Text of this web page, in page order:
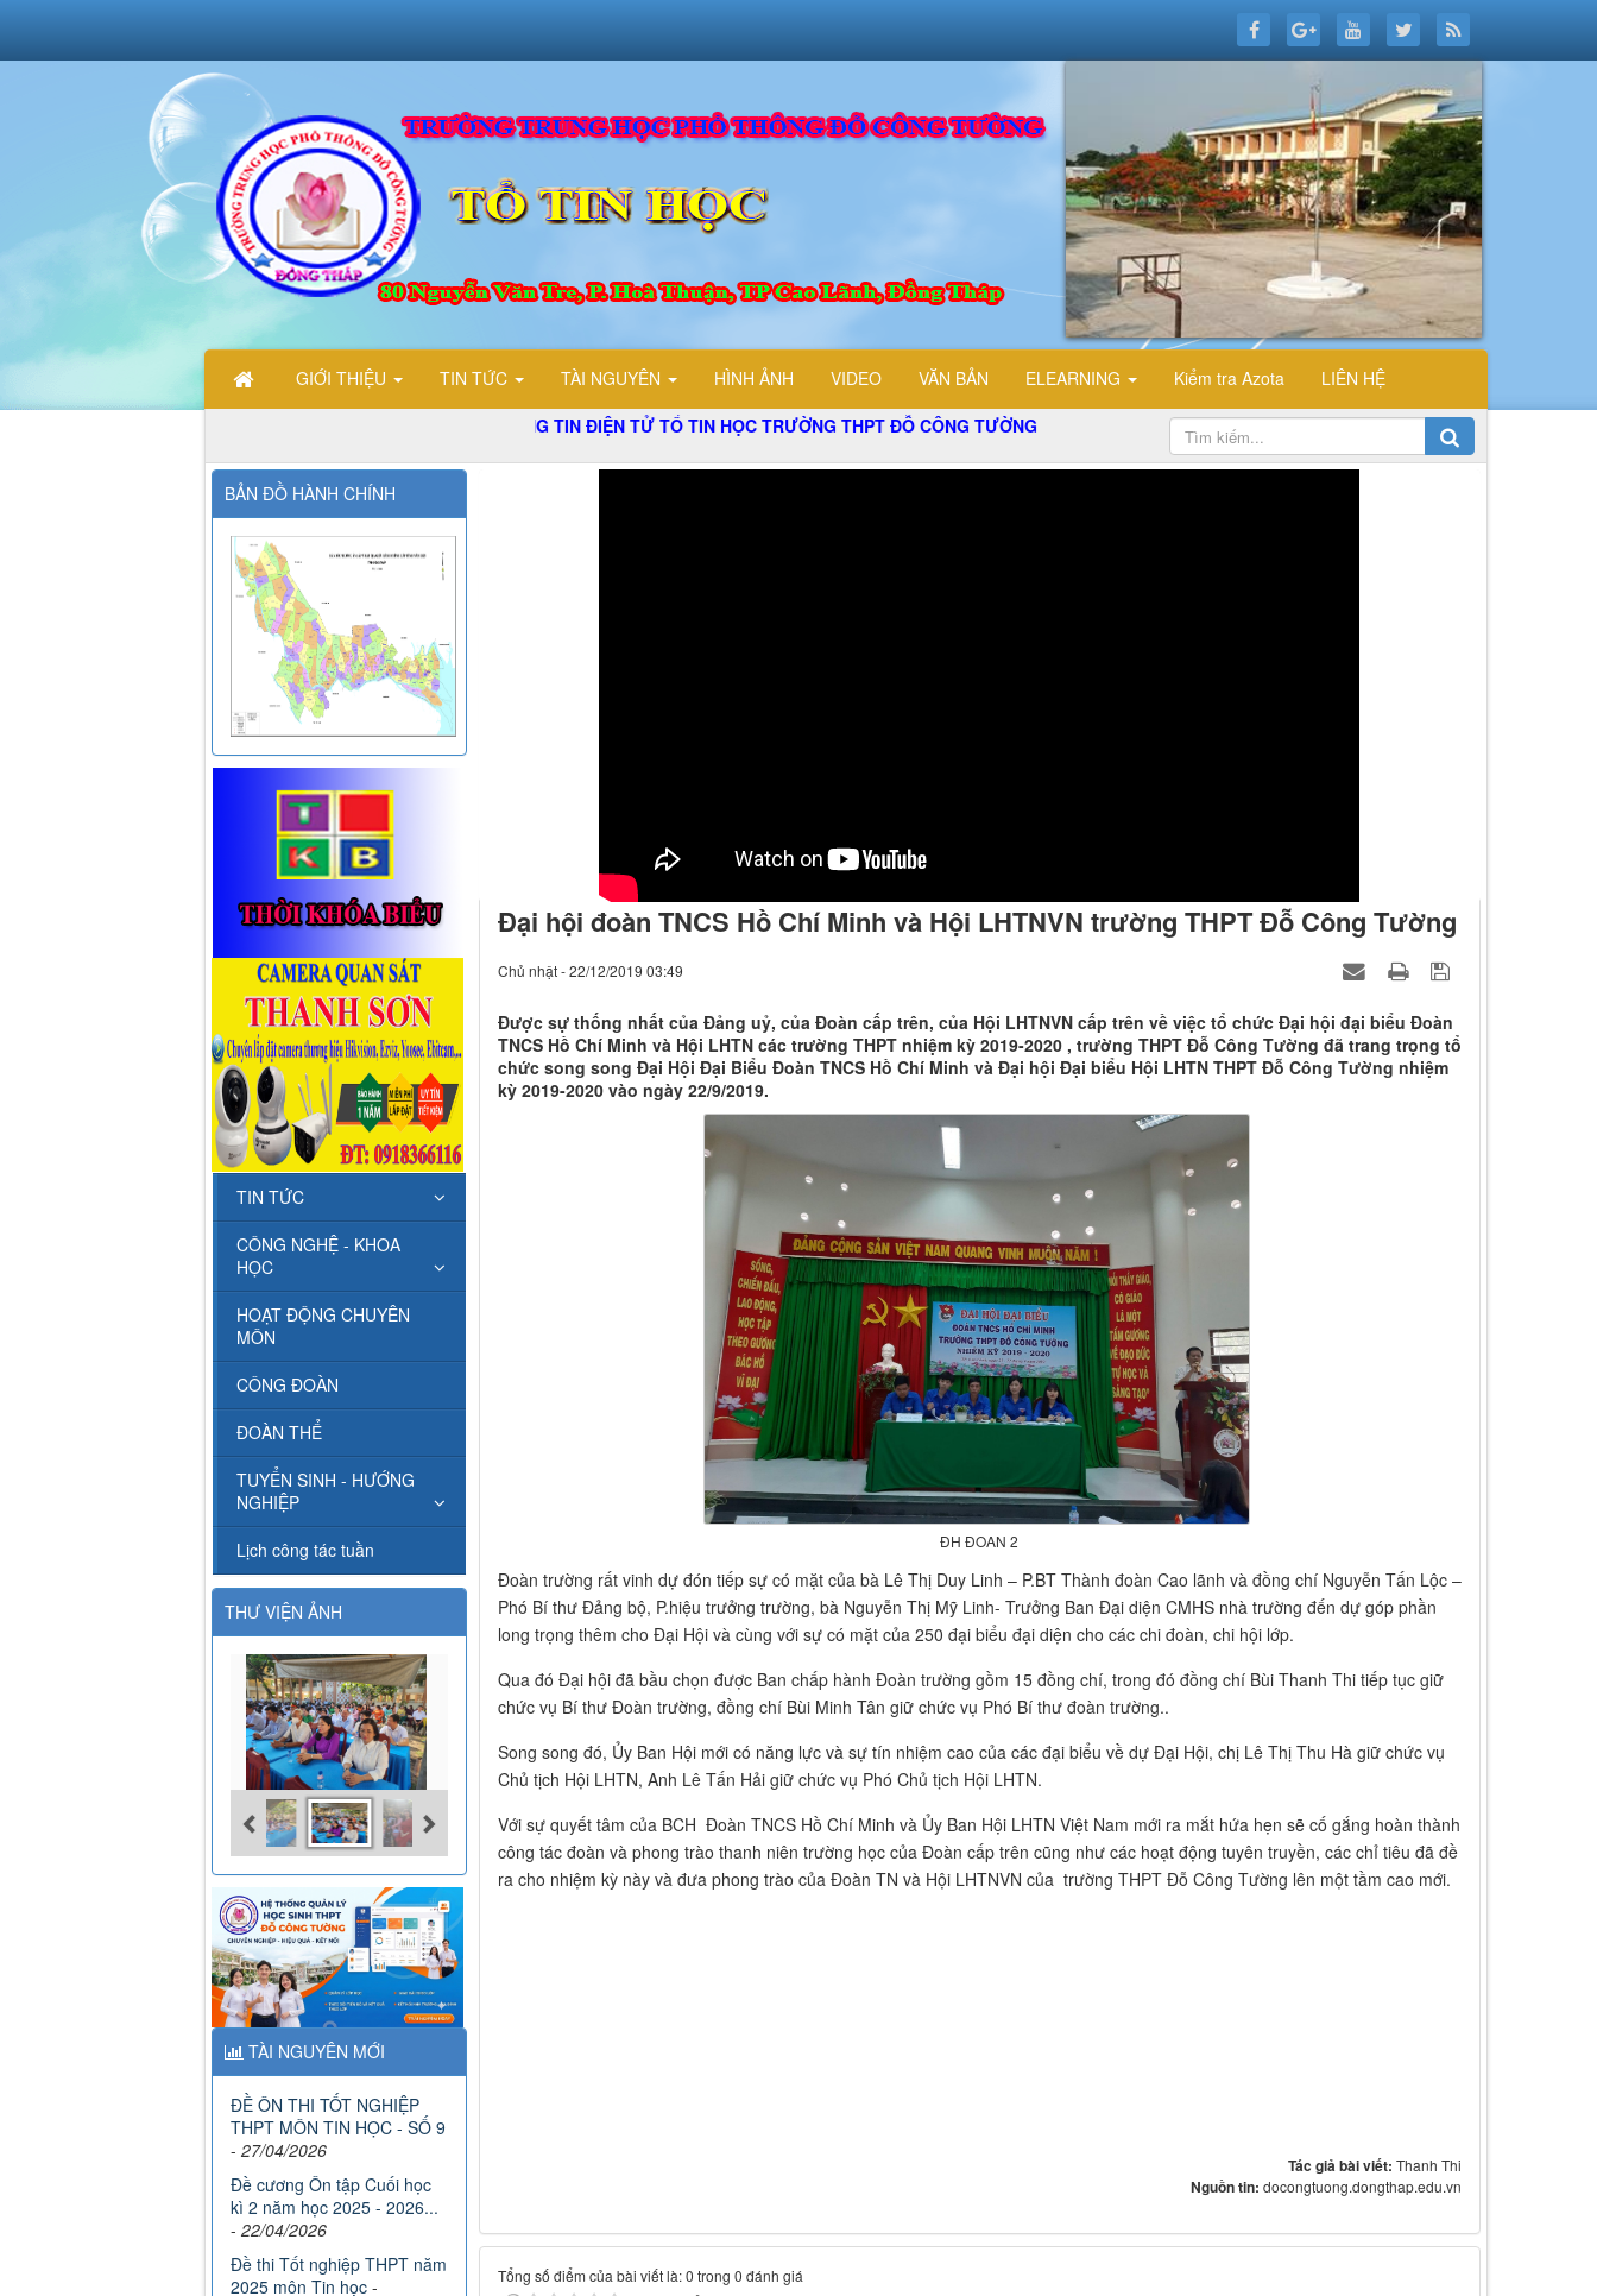
GIỚI THIỆU TIN TỨC TÀI NGUYÊN HÌNH ẢNH VIDEO VĂN BẢN ELEARNING Kiểm tra Azota
LIÊN HỆ
CHÀO MỪNG CÁC BẠN ĐẾN VỚI TRANG THÔNG TIN ĐIỆN TỬ TỔ TIN HỌC TRƯỜNG THPT ĐỖ CÔNG TƯỜNG
Đại hội đoàn TNCS Hồ Chí Minh và Hội LHTNVN trường THPT Đỗ Công Tường
Chủ nhật - 22/12/2019 03:49
Được sự thống nhất của Đảng uỷ, của Đoàn cấp trên, của Hội LHTNVN cấp trên về việc tổ chức Đại hội đại biểu Đoàn
TNCS Hồ Chí Minh và Hội LHTN các trường THPT nhiệm kỳ 2019-2020 , trường THPT Đỗ Công Tường đã trang trọng tổ
chức song song Đại Hội Đại Biểu Đoàn TNCS Hồ Chí Minh và Đại hội Đại biểu Hội LHTN THPT Đỗ Công Tường nhiệm
kỳ 2019-2020 vào ngày 22/9/2019.
ĐH ĐOAN 2
Đoàn trường rất vinh dự đón tiếp sự có mặt của bà Lê Thị Duy Linh – P.BT Thành đoàn Cao lãnh và đồng chí Nguyễn Tấn Lộc –
Phó Bí thư Đảng bộ, P.hiệu trưởng trường, bà Nguyễn Thị Mỹ Linh- Trưởng Ban Đại diện CMHS nhà trường đến dự góp phần
long trọng thêm cho Đại Hội và cùng với sự có mặt của 250 đại biểu đại diện cho các chi đoàn, chi hội lớp.
Qua đó Đại hội đã bầu chọn được Ban chấp hành Đoàn trường gồm 15 đồng chí, trong đó đồng chí Bùi Thanh Thi tiếp tục giữ
chức vụ Bí thư Đoàn trường, đồng chí Bùi Minh Tân giữ chức vụ Phó Bí thư đoàn trường..
Song song đó, Ủy Ban Hội mới có năng lực và sự tín nhiệm cao của các đại biểu về dự Đại Hội, chị Lê Thị Thu Hà giữ chức vụ
Chủ tịch Hội LHTN, Anh Lê Tấn Hải giữ chức vụ Phó Chủ tịch Hội LHTN.
Với sự quyết tâm của BCH Đoàn TNCS Hồ Chí Minh và Ủy Ban Hội LHTN Việt Nam mới ra mắt hứa hẹn sẽ cố gắng hoàn thành
công tác đoàn và phong trào thanh niên trường học của Đoàn cấp trên cũng như các hoạt động tuyên truyền, các chỉ tiêu đã đề
ra cho nhiệm kỳ này và đưa phong trào của Đoàn TN và Hội LHTNVN của trường THPT Đỗ Công Tường lên một tầm cao mới.
Tác giả bài viết: Thanh Thi
Nguồn tin: docongtuong.dongthap.edu.vn
Tổng số điểm của bài viết là: 0 trong 0 đánh giá
BẢN ĐỒ HÀNH CHÍNH
TIN TỨC
CÔNG NGHỆ - KHOA
HỌC
HOẠT ĐỘNG CHUYÊN
MÔN
CÔNG ĐOÀN
ĐOÀN THỂ
TUYỂN SINH - HƯỚNG
NGHIỆP
Lịch công tác tuần
THƯ VIỆN ẢNH
TÀI NGUYÊN MỚI
ĐỀ ÔN THI TỐT NGHIỆP
THPT MÔN TIN HỌC - SỐ 9
- 27/04/2026
Đề cương Ôn tập Cuối học
kì 2 năm học 2025 - 2026...
- 22/04/2026
Đề thi Tốt nghiệp THPT năm
2025 môn Tin học -